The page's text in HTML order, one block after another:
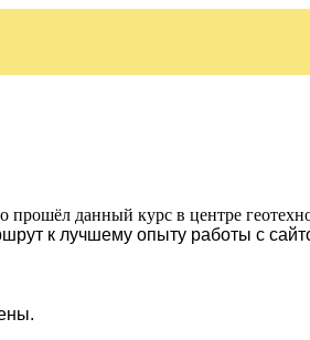
прошёл данный курс в центре
к лучшему опыту работы с